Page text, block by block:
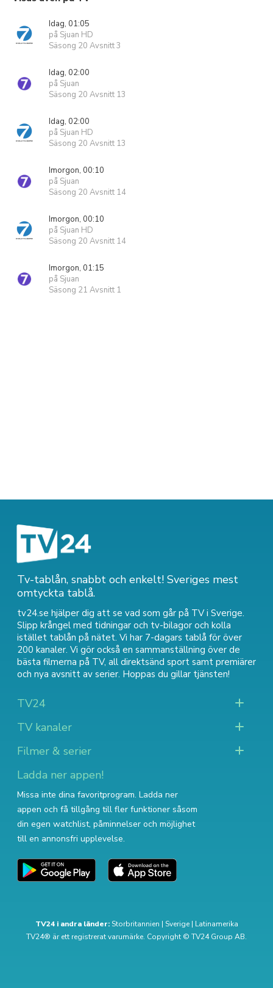
Idag, 01:05
på Sjuan HD
Säsong 20 Avsnitt 3
Idag, 02:00
på Sjuan
Säsong 20 Avsnitt 13
Idag, 02:00
på Sjuan HD
Säsong 20 Avsnitt 13
Imorgon, 00:10
på Sjuan
Säsong 20 Avsnitt 14
Imorgon, 00:10
på Sjuan HD
Säsong 20 Avsnitt 14
Imorgon, 01:15
på Sjuan
Säsong 21 Avsnitt 1
Tv-tablån, snabbt och enkelt! Sveriges mest
omtyckta tablå.
tv24.se hjälper dig att se vad som går på TV i Sverige.
Slipp krångel med tidningar och tv-bilagor och kolla
istället tablån på nätet. Vi har 7-dagars tablå för över
200 kanaler. Vi gör också en sammanställning över de
bästa filmerna på TV, all direktsänd sport samt premiärer
och nya avsnitt av serier. Hoppas du gillar tjänsten!
TV24
TV kanaler
Filmer & serier
Ladda ner appen!
Missa inte dina favoritprogram. Ladda ner
appen och få tillgång till fler funktioner såsom
din egen watchlist, påminnelser och möjlighet
till en annonsfri upplevelse.
TV24 i andra länder: Storbritannien | Sverige| Latinamerika
TV24® är ett registrerat varumärke. Copyright © TV24 Group AB.